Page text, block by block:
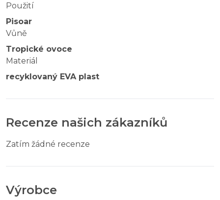
Použití
Pisoar
Vůně
Tropické ovoce
Materiál
recyklovaný EVA plast
Recenze našich zákazníků
Zatím žádné recenze
Výrobce